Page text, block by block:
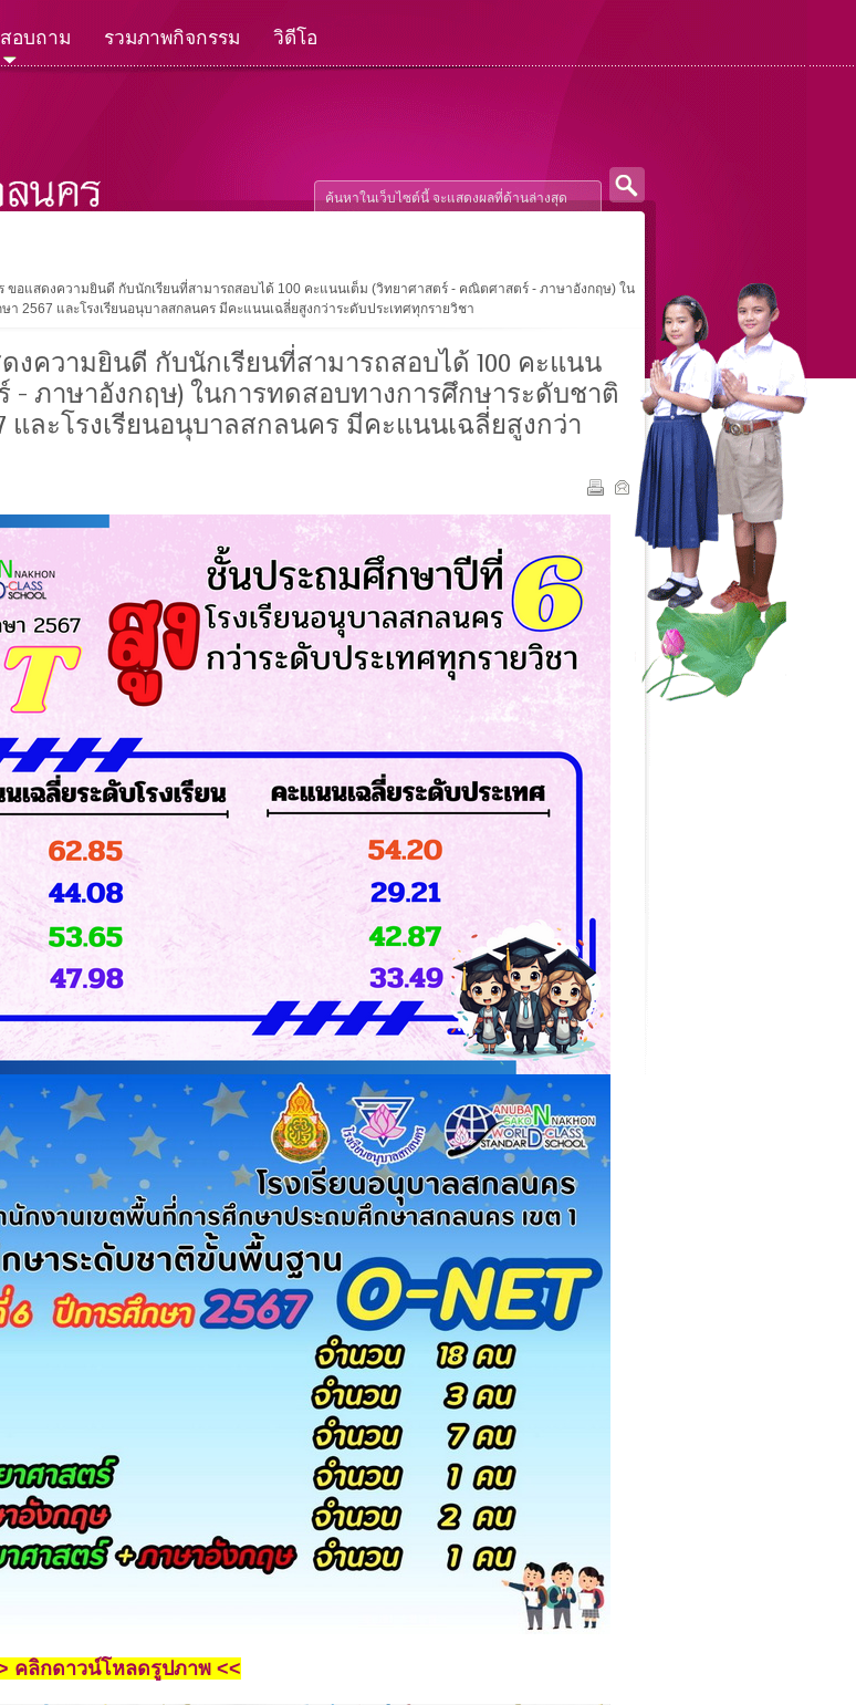
อบถาม รวมภาพกิจกรรม วิดีโอ
ขอแสดงความยินดี กับนักเรียนที่สามารถสอบได้ 100 คะแนนเต็ม (วิทยาศาสตร์ - คณิตศาสตร์ - ภาษาอังกฤษ) ใน
2567 และโรงเรียนอนุบาลสกลนคร มีคะแนนเฉลี่ยสูงกว่าระดับประเทศทุกรายวิชา
งความยินดี กับนักเรียนที่สามารถสอบได้ 100 คะแนน
- ภาษาอังกฤษ) ในการทดสอบทางการศึกษาระดับชาติ
และโรงเรียนอนุบาลสกลนคร มีคะแนนเฉลี่ยสูงกว่า
คลิกดาวน์โหลดรูปภาพ <<